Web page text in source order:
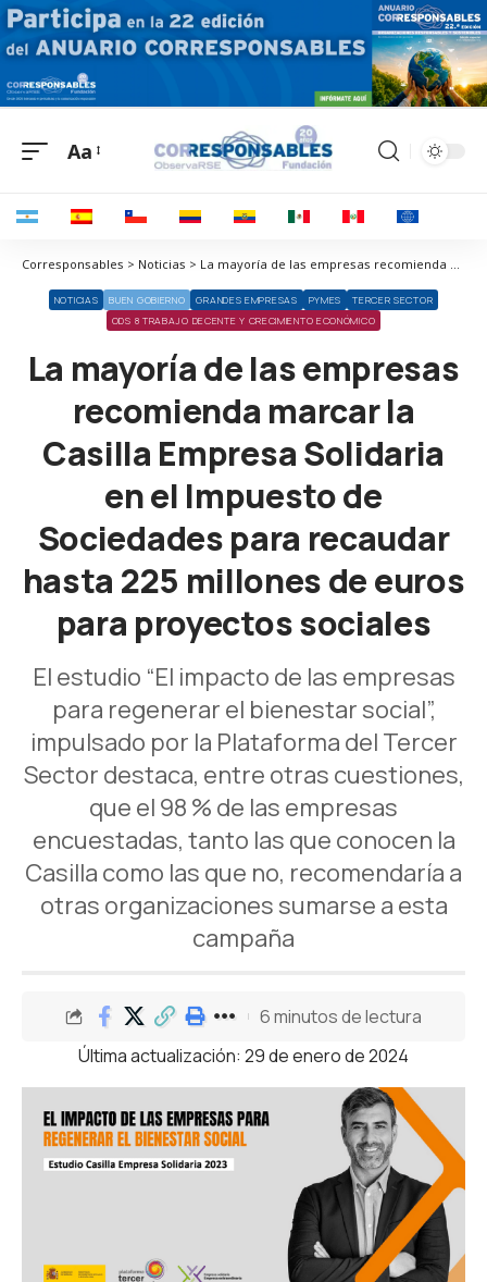
Aa
Corresponsables > Noticias > La mayoría de las empresas recomienda marcar la Casilla Empresa Solidaria en el Impuesto de Sociedades para recaudar hasta 225 millones de euros para proyectos sociales
NOTICIAS BUEN GOBIERNO GRANDES EMPRESAS PYMES
TERCER SECTOR
ODS 8 TRABAJO DECENTE Y CRECIMIENTO ECONÓMICO
La mayoría de las empresas
recomienda marcar la
Casilla Empresa Solidaria
en el Impuesto de
Sociedades para recaudar
hasta 225 millones de euros
para proyectos sociales
El estudio “El impacto de las empresas
para regenerar el bienestar social”,
impulsado por la Plataforma del Tercer
Sector destaca, entre otras cuestiones,
que el 98 % de las empresas
encuestadas, tanto las que conocen la
Casilla como las que no, recomendaría a
otras organizaciones sumarse a esta
campaña
Última actualización: 29 de enero de 2024
6 minutos de lectura